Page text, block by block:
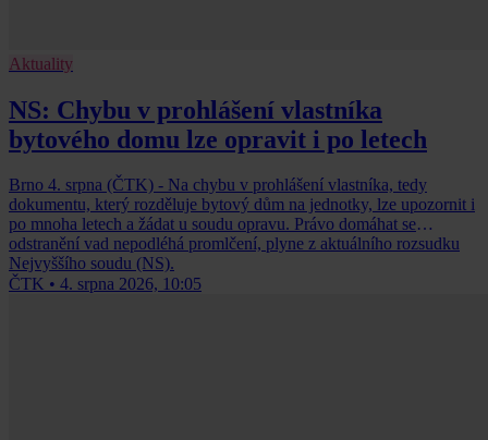
Aktuality
NS: Chybu v prohlášení vlastníka
bytového domu lze opravit i po letech
Brno 4. srpna (ČTK) - Na chybu v prohlášení vlastníka, tedy
dokumentu, který rozděluje bytový dům na jednotky, lze upozornit i
po mnoha letech a žádat u soudu opravu. Právo domáhat se
odstranění vad nepodléhá promlčení, plyne z aktuálního rozsudku
Nejvyššího soudu (NS).
ČTK • 4. srpna 2026, 10:05